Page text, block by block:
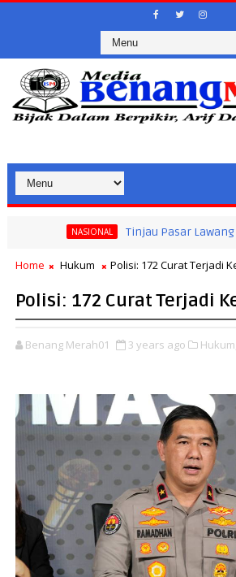
NASIONAL Tinjau Pasar Lawang
Home Hukum Polisi: 172 Curat Terjadi
Polisi: 172 Curat Terjadi
Benang Merah01 3 years ago Hukum,